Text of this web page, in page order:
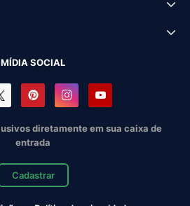
MÍDIA SOCIAL
diretamente em sua caixa de
entrada
Cadastrar